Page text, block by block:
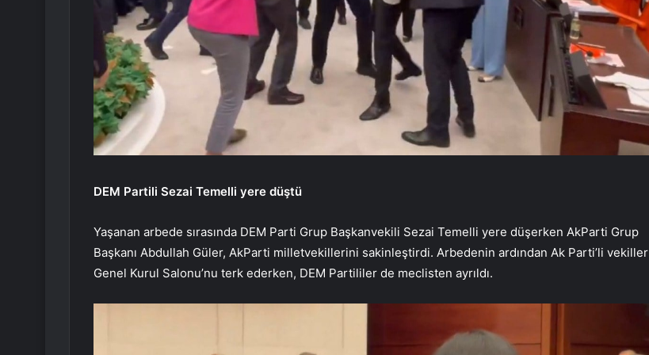
DEM Partili Sezai Temelli yere düştü
Yaşanan arbede sırasında DEM Parti Grup Başkanvekili Sezai Temelli yere düşerken AkParti Grup
Başkanı Abdullah Güler, AkParti milletvekillerini sakinleştirdi. Arbedenin ardından Ak Parti’li vekiller
Genel Kurul Salonu’nu terk ederken, DEM Partililer de meclisten ayrıldı.